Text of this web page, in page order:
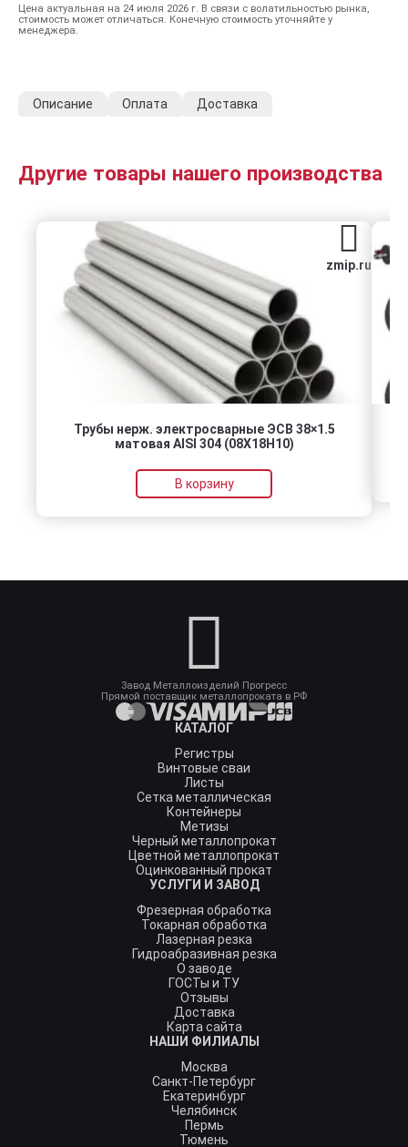
Цена актуальная на 24 июля 2026 г. В связи с волатильностью рынка,
стоимость может отличаться. Конечную стоимость уточняйте у
менеджера.
Описание Оплата Доставка
Другие товары нашего производства
zmip.ru
Трубы нерж. электросварные ЭСВ 38×1.5
матовая AISI 304 (08Х18Н10)
В корзину
Завод Металлоизделий Прогресс
Прямой поставщик металлопроката в РФ
КАТАЛОГ
Регистры
Винтовые сваи
Листы
Сетка металлическая
Контейнеры
Метизы
Черный металлопрокат
Цветной металлопрокат
Оцинкованный прокат
УСЛУГИ И ЗАВОД
Фрезерная обработка
Токарная обработка
Лазерная резка
Гидроабразивная резка
О заводе
ГОСТы и ТУ
Отзывы
Доставка
Карта сайта
НАШИ ФИЛИАЛЫ
Москва
Санкт-Петербург
Екатеринбург
Челябинск
Пермь
Тюмень